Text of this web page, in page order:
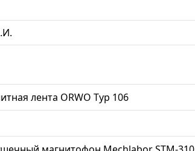
лента ORWO Typ 106